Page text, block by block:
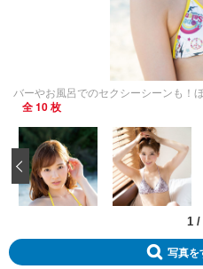
バーやお風呂でのセクシーシーンも！
全 10 枚
1 /
‹
写真を